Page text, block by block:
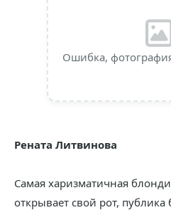
Ошибка,
Рената Литвинова
Самая харизматичная
открывает свой рот,